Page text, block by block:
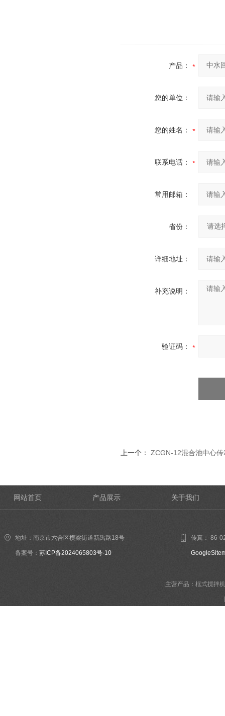
产品：
您的单位：
您的姓名：
联系电话：
常用邮箱：
省份：
详细地址：
补充说明：
验证码：
上一个： ZCGN-12混合池中心
网站首页 产品展示 关于我们
地址：南京市六合区横梁街道新禹路18号
备案号： 苏ICP备2024065803号-10
传真： 86-
主营产品：框式搅拌